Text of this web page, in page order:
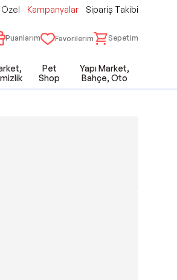
Kampanyalar Sipariş Takibi
Puanlarım Favorilerim Sepetim
Pet
Shop
Yapı Market,
Bahçe, Oto